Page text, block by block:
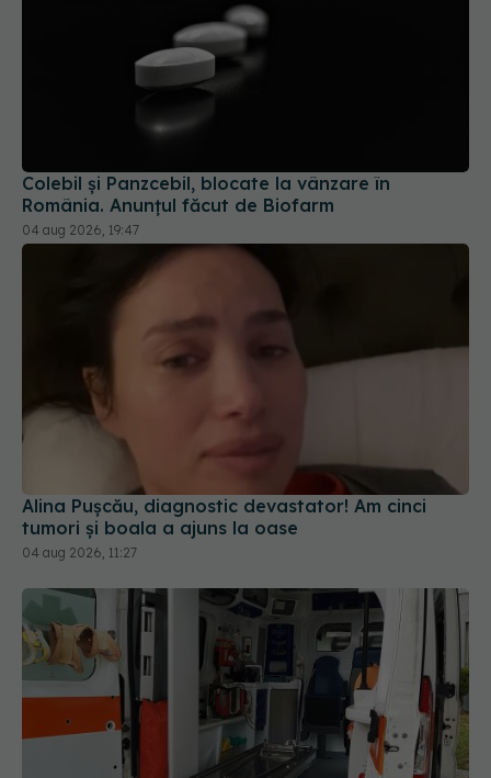
România. Anunțul făcut de Biofarm
04 aug 2026, 19:47
Alina Pușcău, diagnostic devastator! Am cinci
tumori și boala a ajuns la oase
04 aug 2026, 11:27